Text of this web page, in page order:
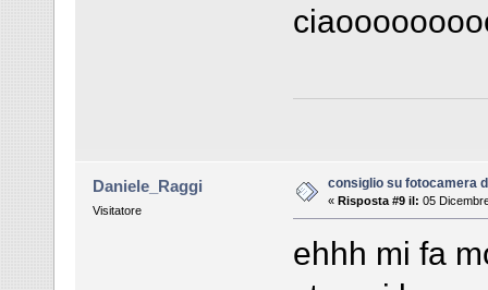
Daniele_Raggi
Visitatore
consiglio su fotocamera
« Risposta #9 il: 05
ehhh mi fa